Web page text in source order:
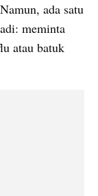
ada satu
meminta
atau batuk